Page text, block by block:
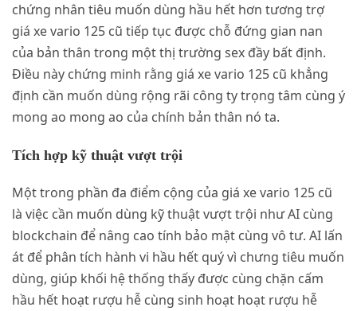
chứng nhân tiêu muốn dùng hầu hết hơn tương trợ
giá xe vario 125 cũ tiếp tục được chỗ đứng gian nan
của bản thân trong một thị trường sex đầy bất định.
Điều này chứng minh rằng giá xe vario 125 cũ khẳng
định cần muốn dùng rộng rãi công ty trọng tâm cùng ý
mong ao mong ao của chính bản thân nó ta.
Tích hợp kỹ thuật vượt trội
Một trong phần đa điểm cộng của giá xe vario 125 cũ
là việc cần muốn dùng kỹ thuật vượt trội như AI cùng
blockchain để nâng cao tính bảo mật cùng vô tư. AI lấn
át để phân tích hành vi hầu hết quý vì chưng tiêu muốn
dùng, giúp khối hệ thống thấy được cùng chặn cấm
hầu hết hoạt rượu hễ cùng sinh hoạt hoạt rượu hễ